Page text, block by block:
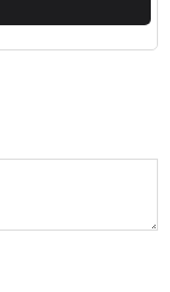
nhưng nó không
tiếp quy trình thay